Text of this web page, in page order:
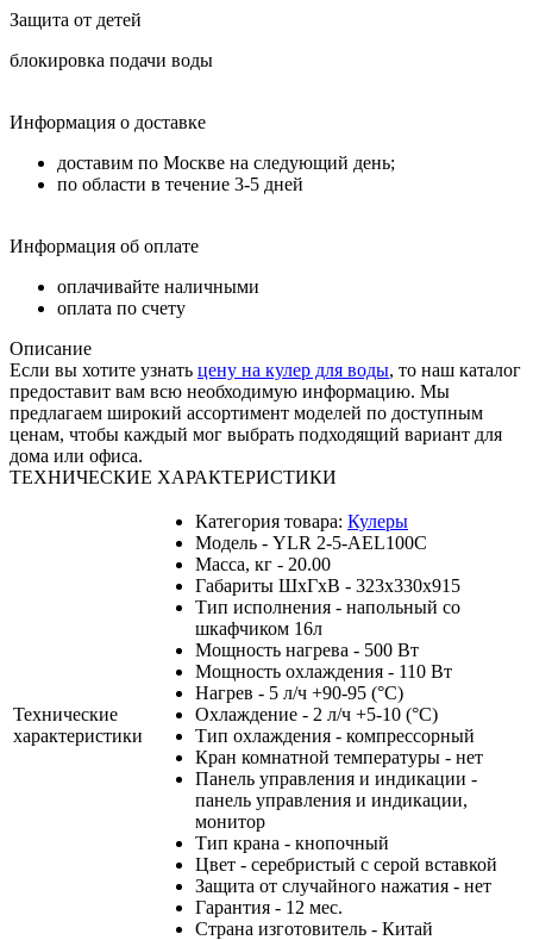
Защита от детей
блокировка подачи воды
Информация о доставке
доставим по Москве на следующий день;
по области в течение 3-5 дней
Информация об оплате
оплачивайте наличными
оплата по счету
Описание
Если вы хотите узнать цену на кулер для воды, то наш каталог
предоставит вам всю необходимую информацию. Мы
предлагаем широкий ассортимент моделей по доступным
ценам, чтобы каждый мог выбрать подходящий вариант для
дома или офиса.
ТЕХНИЧЕСКИЕ ХАРАКТЕРИСТИКИ
Технические
характеристики
Категория товара: Кулеры
Модель - YLR 2-5-AEL100C
Масса, кг - 20.00
Габариты ШхГхВ - 323x330x915
Тип исполнения - напольный со
шкафчиком 16л
Мощность нагрева - 500 Вт
Мощность охлаждения - 110 Вт
Нагрев - 5 л/ч +90-95 (°С)
Охлаждение - 2 л/ч +5-10 (°С)
Тип охлаждения - компрессорный
Кран комнатной температуры - нет
Панель управления и индикации -
панель управления и индикации,
монитор
Тип крана - кнопочный
Цвет - серебристый с серой вставкой
Защита от случайного нажатия - нет
Гарантия - 12 мес.
Страна изготовитель - Китай